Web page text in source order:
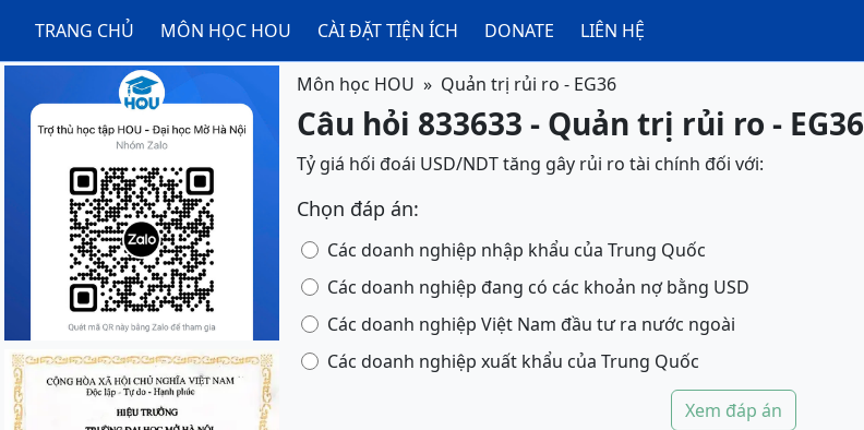
TRANG CHỦ MÔN HỌC HOU CÀI ĐẶT TIỆN ÍCH DONATE LIÊN HỆ
Môn học HOU Quản trị rủi ro - EG36
Câu hỏi 833633 - Quản trị rủi ro - EG36
Tỷ giá hối đoái USD/NDT tăng gây rủi ro tài chính đối với:
Chọn đáp án:
Các doanh nghiệp nhập khẩu của Trung Quốc
Các doanh nghiệp đang có các khoản nợ bằng USD
Các doanh nghiệp Việt Nam đầu tư ra nước ngoài
Các doanh nghiệp xuất khẩu của Trung Quốc
Xem đáp án